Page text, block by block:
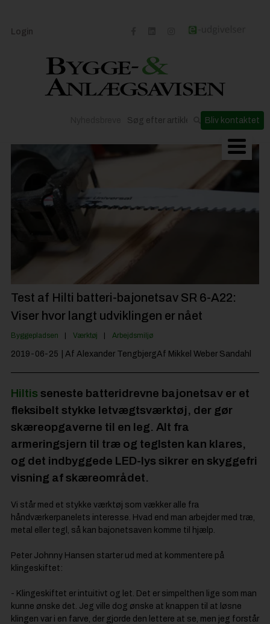
Login
Bliv kontaktet
Byggeriets udvikling
Materialer og løsninger
Byggepladsen
Partnere
Test af Hilti batteri-bajonetsav SR 6-A22:
Viser hvor langt udviklingen er nået
Byggepladsen Værktøj Arbejdsmiljø
2019-06-25 | Af Alexander TengbjergAf Mikkel Weber Sandahl
Hiltis seneste batteridrevne bajonetsav er et
fleksibelt stykke letvægtsværktøj, der gør
skæreopgaverne til en leg. Alt fra
armeringsjern til træ og teglsten kan klares,
og det indbyggede LED-lys sikrer en skyggefri
visning af skæreområdet.
Vi står med et stykke værktøj som vækker alle fra
håndværkerpanelets interesse. Hvad end man arbejder med træ,
metal eller tegl, så kan bajonetsaven komme til hjælp.
Peter Johnny Hansen starter ud med at kommentere på
klingeskiftet:
- Klingeskiftet er intuitivt og let. Det er simpelthen lige som man
kunne ønske det. Jeg ville dog ønske at knappen til at løsne
klingen var i en farve, der gjorde den lettere at se, men jeg forstår